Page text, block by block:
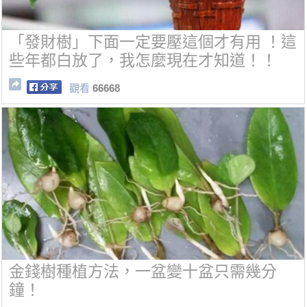
「發財樹」下面一定要壓這個才有用 ！這
些年都白放了，我怎麼現在才知道！！
觀看 66668
金錢樹種植方法，一盆變十盆只需幾分
鐘！